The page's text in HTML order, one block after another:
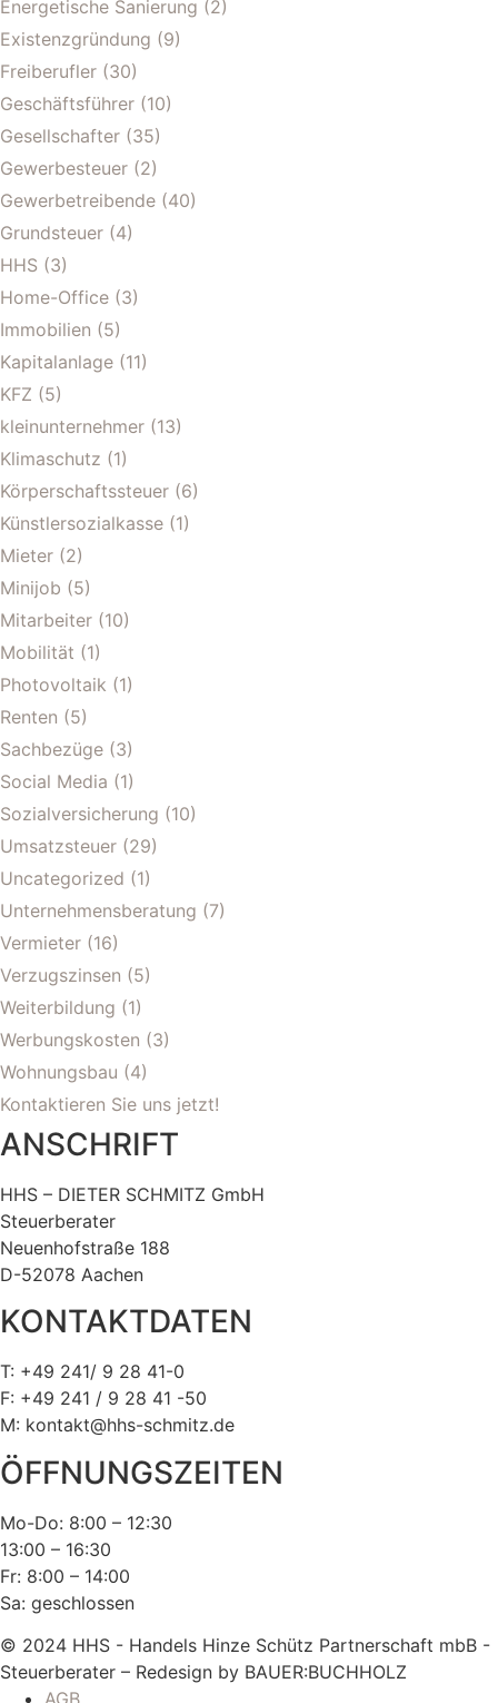
Energetische Sanierung (2)
Existenzgründung (9)
Freiberufler (30)
Geschäftsführer (10)
Gesellschafter (35)
Gewerbesteuer (2)
Gewerbetreibende (40)
Grundsteuer (4)
HHS (3)
Home-Office (3)
Immobilien (5)
Kapitalanlage (11)
KFZ (5)
kleinunternehmer (13)
Klimaschutz (1)
Körperschaftssteuer (6)
Künstlersozialkasse (1)
Mieter (2)
Minijob (5)
Mitarbeiter (10)
Mobilität (1)
Photovoltaik (1)
Renten (5)
Sachbezüge (3)
Social Media (1)
Sozialversicherung (10)
Umsatzsteuer (29)
Uncategorized (1)
Unternehmensberatung (7)
Vermieter (16)
Verzugszinsen (5)
Weiterbildung (1)
Werbungskosten (3)
Wohnungsbau (4)
Kontaktieren Sie uns jetzt!
ANSCHRIFT
HHS – DIETER SCHMITZ GmbH
Steuerberater
Neuenhofstraße 188
D-52078 Aachen
KONTAKTDATEN
T: +49 241/ 9 28 41-0
F: +49 241 / 9 28 41 -50
M: kontakt@hhs-schmitz.de
ÖFFNUNGSZEITEN
Mo-Do: 8:00 – 12:30
13:00 – 16:30
Fr: 8:00 – 14:00
Sa: geschlossen
© 2024 HHS - Handels Hinze Schütz Partnerschaft mbB -
Steuerberater – Redesign by BAUER:BUCHHOLZ